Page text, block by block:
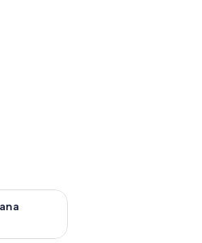
el próximo fin de semana ago